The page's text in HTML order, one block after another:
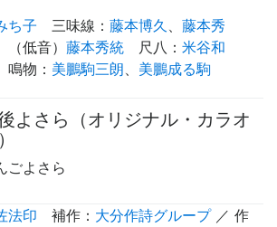
ち子
三味線 ： 藤本博久 、 藤本秀
（低音） 藤本秀統 尺八 ： 米谷和
鳴物 ： 美鵬駒三朗、 美鵬成る駒
よさら（オリジナル・カラオ
ごよさら
法印 補作 ： 大分作詩グループ／ 作